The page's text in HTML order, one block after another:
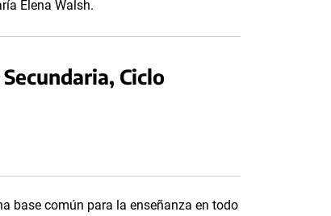
Elena Walsh.
Ciclo
base común para la enseñanza en todo